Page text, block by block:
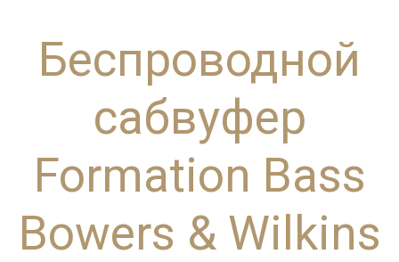
Беспроводной
сабвуфер
Formation Bass
Bowers & Wilkins